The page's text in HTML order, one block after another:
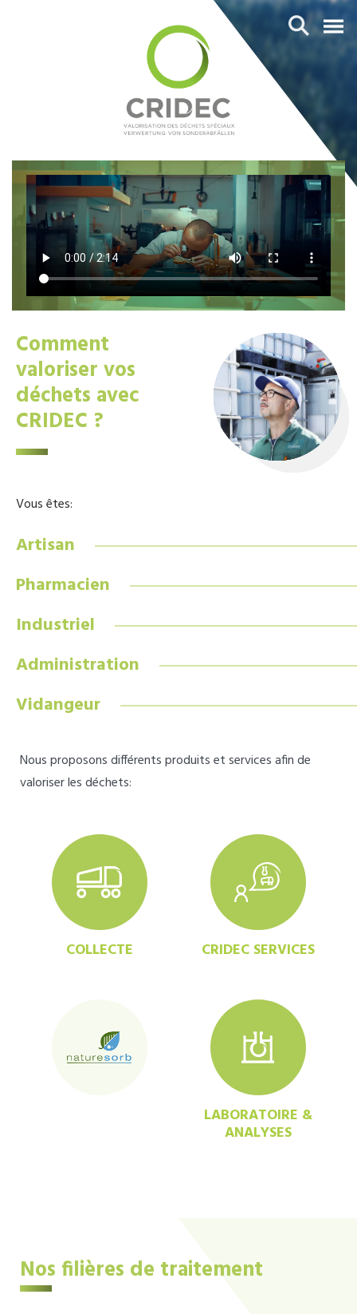
Comment
valoriser vos
déchets avec
CRIDEC ?
Vous êtes:
Artisan
Pharmacien
Industriel
Administration
Vidangeur
Nous proposons différents produits et services afin de
valoriser les déchets:
COLLECTE CRIDEC SERVICES
LABORATOIRE &
ANALYSES
Nos filières de traitement